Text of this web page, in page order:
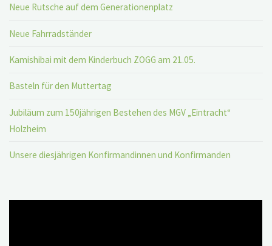
Neue Rutsche auf dem Generationenplatz
Neue Fahrradständer
Kamishibai mit dem Kinderbuch ZOGG am 21.05.
Basteln für den Muttertag
Jubiläum zum 150jährigen Bestehen des MGV „Eintracht“
Holzheim
Unsere diesjährigen Konfirmandinnen und Konfirmanden